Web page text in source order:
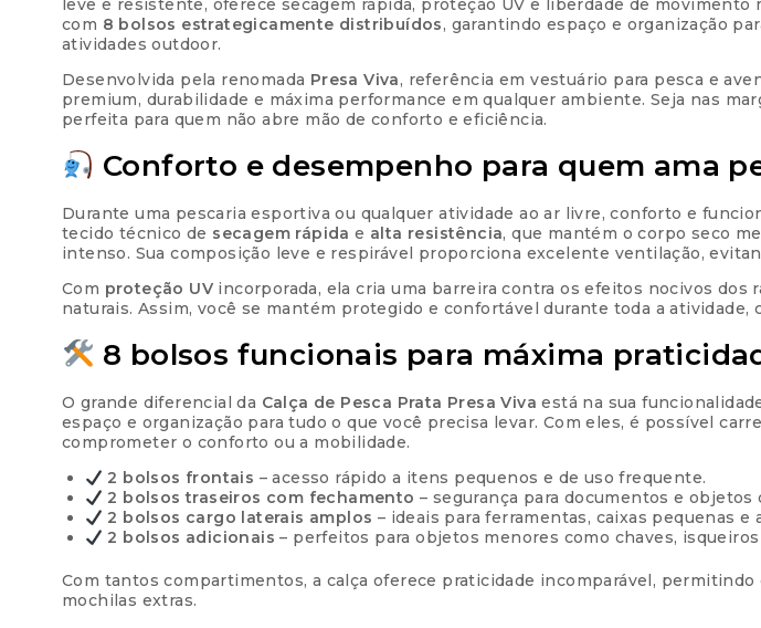
leve e resistente, oferece secagem rápida, proteção UV e liberdade de
com 8 bolsos estrategicamente distribuídos, garantindo espaço e organização
atividades outdoor.
Desenvolvida pela renomada Presa Viva, referência em vestuário para pesca e
premium, durabilidade e máxima performance em qualquer ambiente. Seja nas
perfeita para quem não abre mão de conforto e eficiência.
Conforto e desempenho para quem ama
Durante uma pescaria esportiva ou qualquer atividade ao ar livre, conforto e
tecido técnico de secagem rápida e alta resistência, que mantém o corpo seco
intenso. Sua composição leve e respirável proporciona excelente ventilação,
Com proteção UV incorporada, ela cria uma barreira contra os efeitos nocivos
naturais. Assim, você se mantém protegido e confortável durante toda a
8 bolsos funcionais para máxima
O grande diferencial da Calça de Pesca Prata Presa Viva está na sua
espaço e organização para tudo o que você precisa levar. Com eles, é possível
comprometer o conforto ou a mobilidade.
2 bolsos frontais – acesso rápido a itens pequenos e de uso frequente.
2 bolsos traseiros com fechamento – segurança para documentos e objetos
2 bolsos cargo laterais amplos – ideais para ferramentas, caixas pequenas e
2 bolsos adicionais – perfeitos para objetos menores como chaves, isqueiros
Com tantos compartimentos, a calça oferece praticidade incomparável,
mochilas extras.